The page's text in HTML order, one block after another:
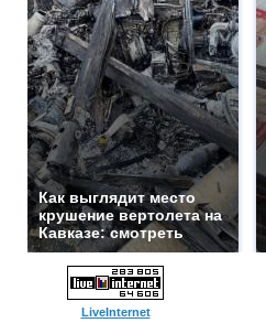
Как выглядит место
крушение вертолета на
Кавказе: смотреть
LiveInternet